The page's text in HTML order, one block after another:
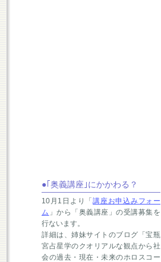
●｢奥義講座｣にかかわる？
10月1日より「講座お申込みフォー
ム 」から「奥義講座」の受講募集を
行ないます。
詳細は、姉妹サイトのブログ「宝瓶
宮占星学のクオリアルな観点から社
会の過去・現在・未来のホロスコー